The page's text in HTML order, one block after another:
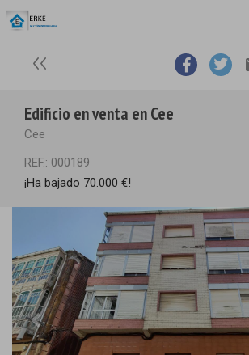
Edificio en venta en Cee
Cee
REF.: 000189
¡Ha bajado 70.000 €!